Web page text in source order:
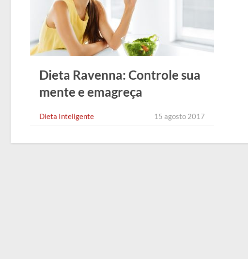
Dieta Ravenna: Controle sua
mente e emagreça
Dieta Inteligente 15 agosto 2017